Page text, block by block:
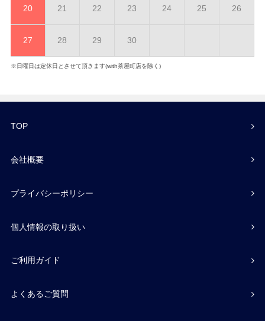
20 21 22 23 24 25 26
27 28 29 30
※日曜日は定休日とさせて頂きます(with茶屋町店を除く)
TOP
会社概要
プライバシーポリシー
個人情報の取り扱い
ご利用ガイド
よくあるご質問